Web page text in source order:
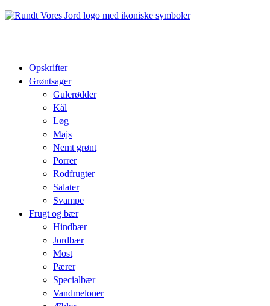
Opskrifter
Grøntsager
Gulerødder
Kål
Løg
Majs
Nemt grønt
Porrer
Rodfrugter
Salater
Svampe
Frugt og bær
Hindbær
Jordbær
Most
Pærer
Specialbær
Vandmeloner